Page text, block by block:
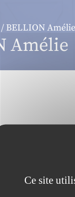
/ BELLION Amélie
Amélie
Université
Ce site